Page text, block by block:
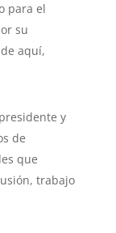
para el
su
aquí,
y
de
que
trabajo